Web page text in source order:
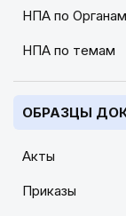
НПА по
НПА по темам
ОБРАЗЦЫ
Акты
Приказы